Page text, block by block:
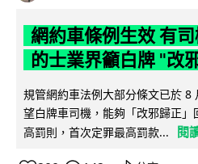
網約車條例生效 有
的士業界籲白牌 "改
規管網約車法例大部分條文已於 8
望白牌車司機，能夠「改邪歸正
高罰則，首次定罪最高罰款...
閱